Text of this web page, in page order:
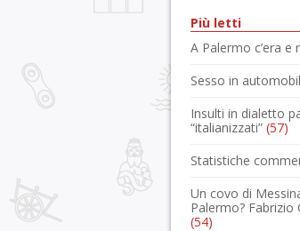
Più letti
A Palermo c’era e
Sesso in
Insulti in dialetto
“italianizzati” (57)
Statistiche
Un covo di
Palermo?
(54)